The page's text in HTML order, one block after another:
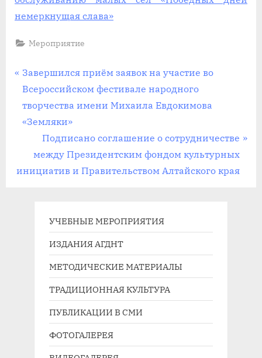
немеркнущая слава»
Мероприятие
Навигация
по
записям
П
р
е
д
у
Завершился приём заявок на участие во
Всероссийском фестивале народного
творчества имени Михаила Евдокимова
«Земляки»
С
л
е
ю
щ
Подписано соглашение о сотрудничестве
между Президентским фондом культурных
инициатив и Правительством Алтайского края
УЧЕБНЫЕ МЕРОПРИЯТИЯ
ИЗДАНИЯ АГДНТ
МЕТОДИЧЕСКИЕ МАТЕРИАЛЫ
ТРАДИЦИОННАЯ КУЛЬТУРА
ПУБЛИКАЦИИ В СМИ
ФОТОГАЛЕРЕЯ